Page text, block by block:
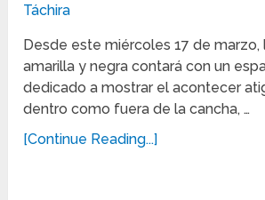
Desde este miércoles 17 de marzo,
amarilla y negra contará con un
dedicado a mostrar el acontecer
dentro como fuera de la cancha, …
[Continue Reading...]